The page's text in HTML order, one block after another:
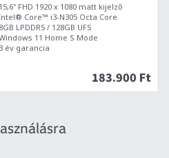
15,6" FHD 1920 x 1080 matt kijelző
Core™ i3-N305 Octa Core
8GB LPDDR5 / 128GB UFS
11 Home S Mode
3 év garancia
183.900 Ft